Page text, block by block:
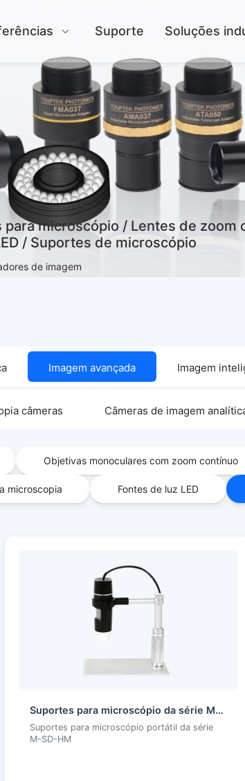
Suporte Soluções
microscópio / Lentes de
/ Suportes de microscópio
de imagem
Imagem avançada Imagem
câmeras Câmeras de imagem
Objetivas monoculares com zoom contínuo
microscopia Fontes de luz LED
Suportes para microscópio da série M-SD-HM
Suportes para microscópio portátil da série
M-SD-HM